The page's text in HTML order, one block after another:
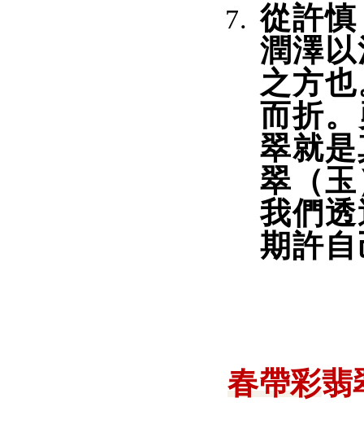
從許
潤澤
之方
而折
翠就
翠（
我們
期許
春帶彩翡